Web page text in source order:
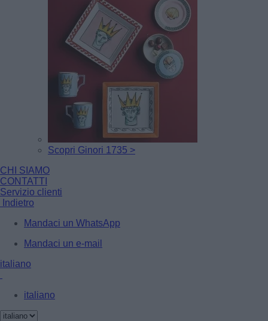
Scopri Ginori 1735 >
CHI SIAMO
CONTATTI
Servizio clienti
Indietro
Mandaci un WhatsApp
Mandaci un e-mail
italiano
italiano